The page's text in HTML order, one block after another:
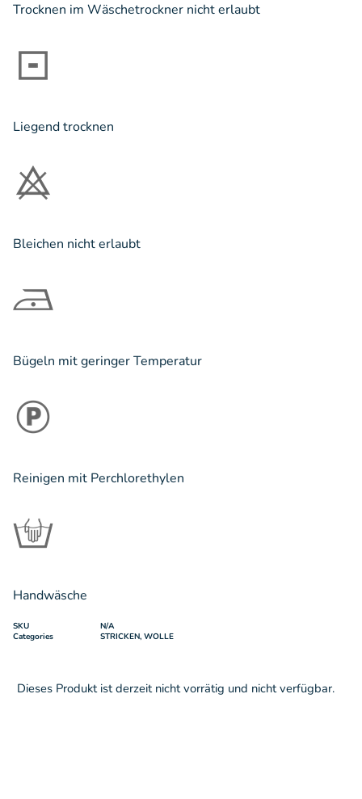
Trocknen im Wäschetrockner nicht erlaubt
Liegend trocknen
Bleichen nicht erlaubt
Bügeln mit geringer Temperatur
Reinigen mit Perchlorethylen
Handwäsche
SKU
N/A
Categories
STRICKEN, WOLLE
Dieses Produkt ist derzeit nicht vorrätig und nicht verfügbar.